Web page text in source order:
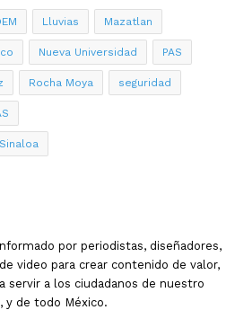
Lluvias Mazatlan
Nueva Universidad PAS
Rocha Moya seguridad
por periodistas, diseñadores,
video para crear contenido de valor,
servir a los ciudadanos de nuestro
y de todo México.